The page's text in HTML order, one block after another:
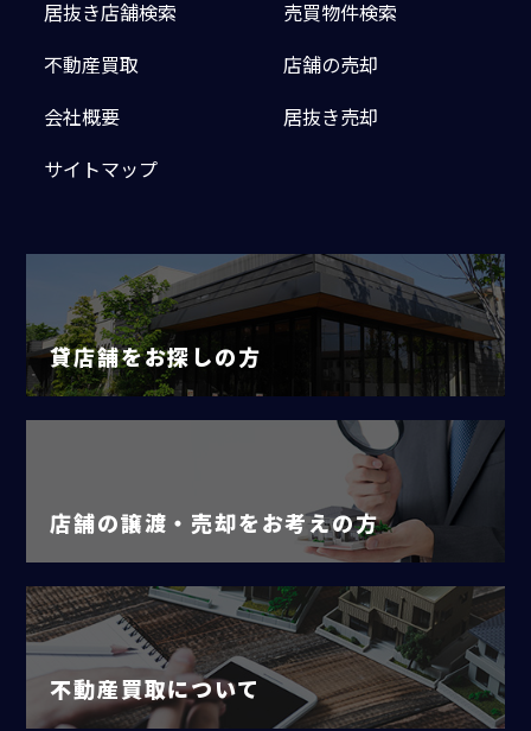
居抜き店舗検索
売買物件検索
不動産買取
店舗の売却
会社概要
居抜き売却
サイトマップ
貸店舗をお探しの方
店舗の譲渡・売却をお考えの方
不動産買取について